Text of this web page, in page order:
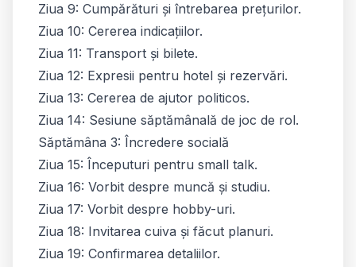
Ziua 9: Cumpărături și întrebarea prețurilor.
Ziua 10: Cererea indicațiilor.
Ziua 11: Transport și bilete.
Ziua 12: Expresii pentru hotel și rezervări.
Ziua 13: Cererea de ajutor politicos.
Ziua 14: Sesiune săptămânală de joc de rol.
Săptămâna 3: Încredere socială
Ziua 15: Începuturi pentru small talk.
Ziua 16: Vorbit despre muncă și studiu.
Ziua 17: Vorbit despre hobby-uri.
Ziua 18: Invitarea cuiva și făcut planuri.
Ziua 19: Confirmarea detaliilor.